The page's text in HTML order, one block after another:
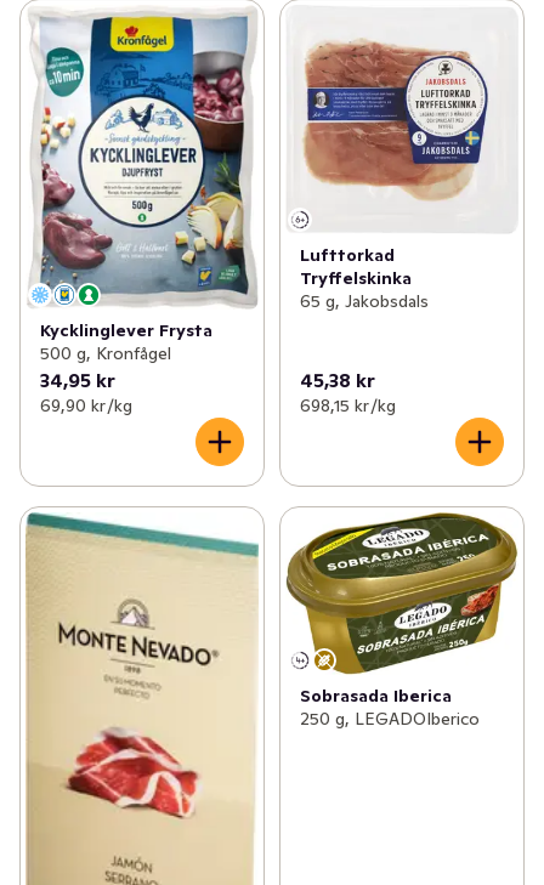
Kycklinglever Frysta
500 g, Kronfågel
34,95 kr
69,90 kr /kg
Lufttorkad
Tryffelskinka
65 g, Jakobsdals
45,38 kr
698,15 kr /kg
Sobrasada Iberica
250 g, LEGADOIberico